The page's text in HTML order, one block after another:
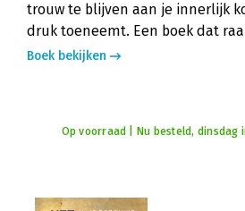
trouw te blijven aan je innerlijk
druk toeneemt. Een boek dat
Boek bekijken
Op voorraad | Nu besteld, dinsdag